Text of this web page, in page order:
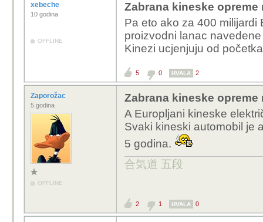
xebeche
10 godina
OFFLINE
Zabrana kineske
Pa eto ako za 400 milijardi
proizvodni lanac
Kinezi ucjenjuju od
5 0 HVALA 2
Zaporožac
5 godina
OFFLINE
Zabrana kineske
A Europljani kineske
Svaki kineski automobil je
5 godina.
合気道 五段
2 1 HVALA 0